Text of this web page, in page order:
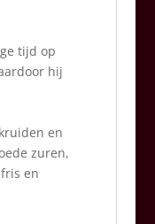
tijd op
hij
en
zuren,
en